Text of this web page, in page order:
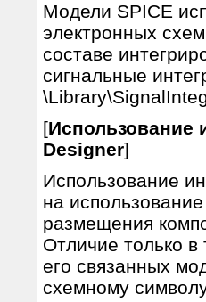
Модели SPICE
электронных
составе
сигнальные
[Использование
Designer]
Использование
на
размещения
Отличие только
его связанных
схемному